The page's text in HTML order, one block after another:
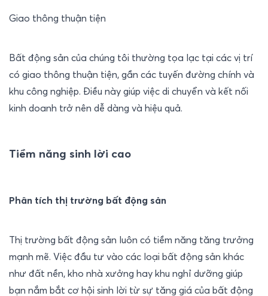
Giao thông thuận tiện
Bất động sản của chúng tôi thường tọa lạc tại các vị trí
có giao thông thuận tiện, gần các tuyến đường chính và
khu công nghiệp. Điều này giúp việc di chuyển và kết nối
kinh doanh trở nên dễ dàng và hiệu quả.
Tiềm năng sinh lời cao
Phân tích thị trường bất động sản
Thị trường bất động sản luôn có tiềm năng tăng trưởng
mạnh mẽ. Việc đầu tư vào các loại bất động sản khác
như đất nền, kho nhà xưởng hay khu nghỉ dưỡng giúp
bạn nắm bắt cơ hội sinh lời từ sự tăng giá của bất động